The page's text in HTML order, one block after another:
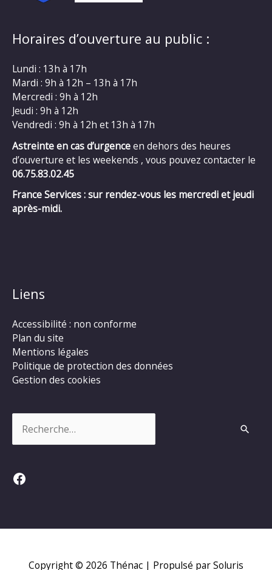
Horaires d’ouverture au public :
Lundi : 13h à 17h
Mardi : 9h à 12h – 13h à 17h
Mercredi : 9h à 12h
Jeudi : 9h à 12h
Vendredi : 9h à 12h et 13h à 17h
Astreinte en cas d’urgenceen dehors des heures
d’ouverture et les weekends , vous pouvez contacter le
06.75.83.02.45
France Services : sur rendez-vous les mercredi et jeudi
après-midi.
Liens
Accessibilité : non conforme
Plan du site
Mentions légales
Politique de protection des données
Gestion des cookies
Facebook
Copyright © 2026 Thénac | Propulsé par Soluris